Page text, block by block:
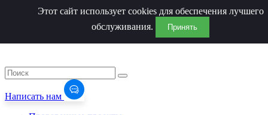
Написать нам
Этот сайт использует cookies для обеспечения лучшего
обслуживания.
Принять